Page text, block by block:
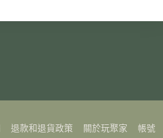
退款和退貨政策 關於玩聚家 帳號